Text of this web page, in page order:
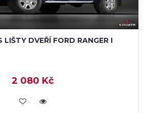
LIŠTY DVEŘÍ FORD RANGER I
2 080 Kč
KOUPIT